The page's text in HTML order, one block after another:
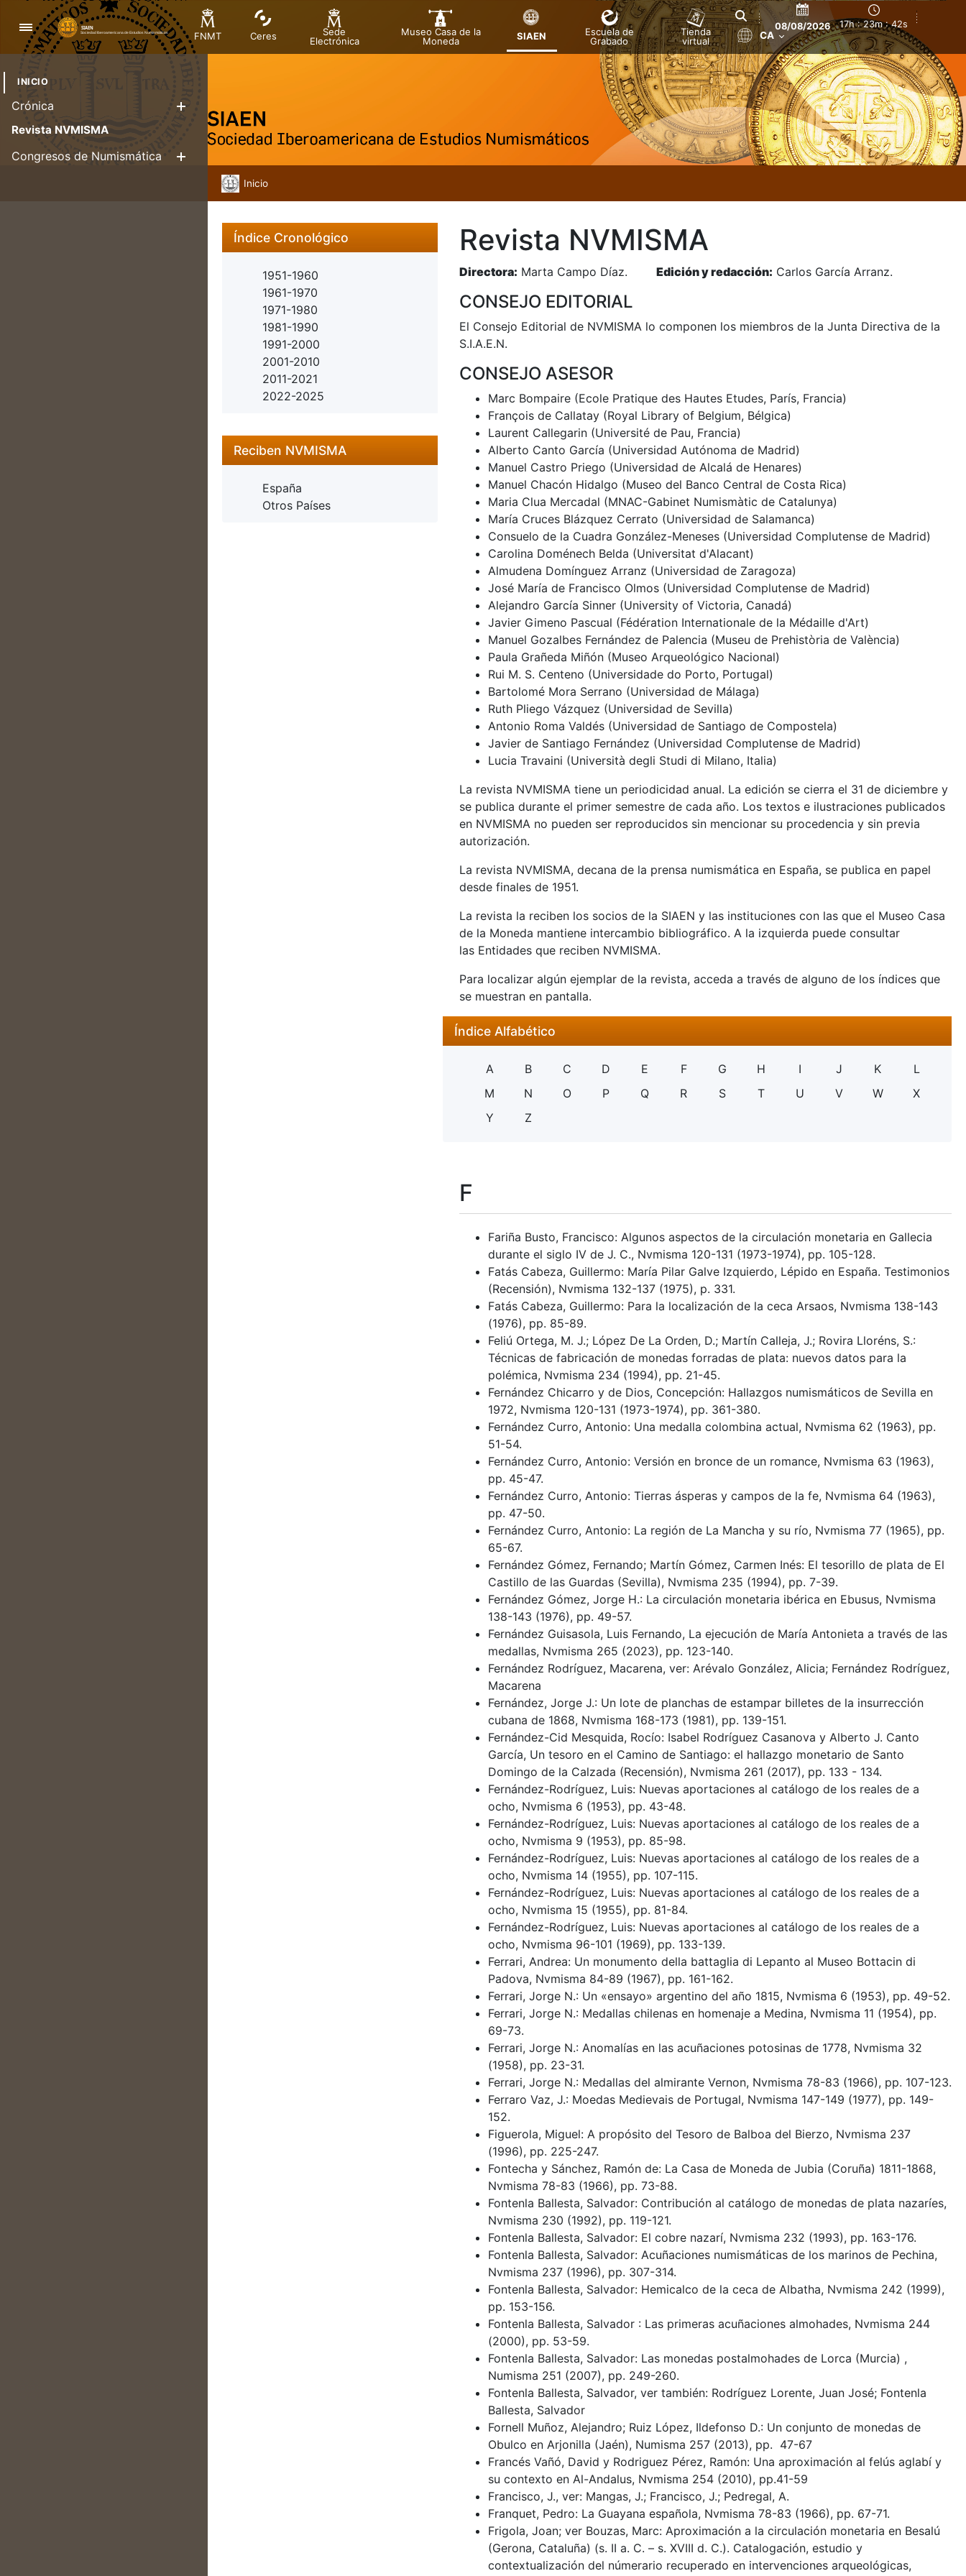
Navegació
FNMT Ceres
Sede
Electrónica
Museo Casa de la
Moneda
SIAEN
Escuela de
Grabado
Tienda
virtual
08/08/2026 17h : 23m : 43s
CA
INICIO
Crónica Mostra/Amaga
Revista NVMISMA
Congresos de Numismática
Inicio
Índice Cronológico
1951-1960
1961-1970
1971-1980
1981-1990
1991-2000
2001-2010
2011-2021
2022-2025
Reciben NVMISMA
España
Otros Países
Revista NVMISMA
Directora: Marta Campo Díaz. Edición y redacción: Carlos García Arranz.
CONSEJO EDITORIAL
El Consejo Editorial de NVMISMA lo componen los miembros de la Junta Directiva de la
S.I.A.E.N.
CONSEJO ASESOR
Marc Bompaire (Ecole Pratique des Hautes Etudes, París, Francia)
François de Callatay (Royal Library of Belgium, Bélgica)
Laurent Callegarin (Université de Pau, Francia)
Alberto Canto García (Universidad Autónoma de Madrid)
Manuel Castro Priego (Universidad de Alcalá de Henares)
Manuel Chacón Hidalgo (Museo del Banco Central de Costa Rica)
Maria Clua Mercadal (MNAC-Gabinet Numismàtic de Catalunya)
María Cruces Blázquez Cerrato (Universidad de Salamanca)
Consuelo de la Cuadra González-Meneses (Universidad Complutense de Madrid)
Carolina Doménech Belda (Universitat d'Alacant)
Almudena Domínguez Arranz (Universidad de Zaragoza)
José María de Francisco Olmos (Universidad Complutense de Madrid)
Alejandro García Sinner (University of Victoria, Canadá)
Javier Gimeno Pascual (Fédération Internationale de la Médaille d'Art)
Manuel Gozalbes Fernández de Palencia (Museu de Prehistòria de València)
Paula Grañeda Miñón (Museo Arqueológico Nacional)
Rui M. S. Centeno (Universidade do Porto, Portugal)
Bartolomé Mora Serrano (Universidad de Málaga)
Ruth Pliego Vázquez (Universidad de Sevilla)
Antonio Roma Valdés (Universidad de Santiago de Compostela)
Javier de Santiago Fernández (Universidad Complutense de Madrid)
Lucia Travaini (Università degli Studi di Milano, Italia)
La revista NVMISMA tiene un periodicidad anual. La edición se cierra el 31 de diciembre y
se publica durante el primer semestre de cada año. Los textos e ilustraciones publicados
en NVMISMA no pueden ser reproducidos sin mencionar su procedencia y sin previa
autorización.
La revista NVMISMA, decana de la prensa numismática en España, se publica en papel
desde finales de 1951.
La revista la reciben los socios de la SIAEN y las instituciones con las que el Museo Casa
de la Moneda mantiene intercambio bibliográfico. A la izquierda puede consultar
las Entidades que reciben NVMISMA.
Para localizar algún ejemplar de la revista, acceda a través de alguno de los índices que
se muestran en pantalla.
Índice Alfabético
A B C D E F G H I J K
L
M
N O P Q R S T U V W
X
Y
Z
F
Fariña Busto, Francisco: Algunos aspectos de la circulación monetaria en Gallecia
durante el siglo IV de J. C., Nvmisma 120-131 (1973-1974), pp. 105-128.
Fatás Cabeza, Guillermo: María Pilar Galve Izquierdo, Lépido en España. Testimonios
(Recensión), Nvmisma 132-137 (1975), p. 331.
Fatás Cabeza, Guillermo: Para la localización de la ceca Arsaos, Nvmisma 138-143
(1976), pp. 85-89.
Feliú Ortega, M. J.; López De La Orden, D.; Martín Calleja, J.; Rovira Lloréns, S.:
Técnicas de fabricación de monedas forradas de plata: nuevos datos para la
polémica, Nvmisma 234 (1994), pp. 21-45.
Fernández Chicarro y de Dios, Concepción: Hallazgos numismáticos de Sevilla en
1972, Nvmisma 120-131 (1973-1974), pp. 361-380.
Fernández Curro, Antonio: Una medalla colombina actual, Nvmisma 62 (1963), pp.
51-54.
Fernández Curro, Antonio: Versión en bronce de un romance, Nvmisma 63 (1963),
pp. 45-47.
Fernández Curro, Antonio: Tierras ásperas y campos de la fe, Nvmisma 64 (1963),
pp. 47-50.
Fernández Curro, Antonio: La región de La Mancha y su río, Nvmisma 77 (1965), pp.
65-67.
Fernández Gómez, Fernando; Martín Gómez, Carmen Inés: El tesorillo de plata de El
Castillo de las Guardas (Sevilla), Nvmisma 235 (1994), pp. 7-39.
Fernández Gómez, Jorge H.: La circulación monetaria ibérica en Ebusus, Nvmisma
138-143 (1976), pp. 49-57.
Fernández Guisasola, Luis Fernando, La ejecución de María Antonieta a través de las
medallas, Nvmisma 265 (2023), pp. 123-140.
Fernández Rodríguez, Macarena, ver: Arévalo González, Alicia; Fernández Rodríguez,
Macarena
Fernández, Jorge J.: Un lote de planchas de estampar billetes de la insurrección
cubana de 1868, Nvmisma 168-173 (1981), pp. 139-151.
Fernández-Cid Mesquida, Rocío: Isabel Rodríguez Casanova y Alberto J. Canto
García, Un tesoro en el Camino de Santiago: el hallazgo monetario de Santo
Domingo de la Calzada (Recensión), Nvmisma 261 (2017), pp. 133 - 134.
Fernández-Rodríguez, Luis: Nuevas aportaciones al catálogo de los reales de a
ocho, Nvmisma 6 (1953), pp. 43-48.
Fernández-Rodríguez, Luis: Nuevas aportaciones al catálogo de los reales de a
ocho, Nvmisma 9 (1953), pp. 85-98.
Fernández-Rodríguez, Luis: Nuevas aportaciones al catálogo de los reales de a
ocho, Nvmisma 14 (1955), pp. 107-115.
Fernández-Rodríguez, Luis: Nuevas aportaciones al catálogo de los reales de a
ocho, Nvmisma 15 (1955), pp. 81-84.
Fernández-Rodríguez, Luis: Nuevas aportaciones al catálogo de los reales de a
ocho, Nvmisma 96-101 (1969), pp. 133-139.
Ferrari, Andrea: Un monumento della battaglia di Lepanto al Museo Bottacin di
Padova, Nvmisma 84-89 (1967), pp. 161-162.
Ferrari, Jorge N.: Un «ensayo» argentino del año 1815, Nvmisma 6 (1953), pp. 49-52.
Ferrari, Jorge N.: Medallas chilenas en homenaje a Medina, Nvmisma 11 (1954), pp.
69-73.
Ferrari, Jorge N.: Anomalías en las acuñaciones potosinas de 1778, Nvmisma 32
(1958), pp. 23-31.
Ferrari, Jorge N.: Medallas del almirante Vernon, Nvmisma 78-83 (1966), pp. 107-123.
Ferraro Vaz, J.: Moedas Medievais de Portugal, Nvmisma 147-149 (1977), pp. 149-
152.
Figuerola, Miguel: A propósito del Tesoro de Balboa del Bierzo, Nvmisma 237
(1996), pp. 225-247.
Fontecha y Sánchez, Ramón de: La Casa de Moneda de Jubia (Coruña) 1811-1868,
Nvmisma 78-83 (1966), pp. 73-88.
Fontenla Ballesta, Salvador: Contribución al catálogo de monedas de plata nazaríes,
Nvmisma 230 (1992), pp. 119-121.
Fontenla Ballesta, Salvador: El cobre nazarí, Nvmisma 232 (1993), pp. 163-176.
Fontenla Ballesta, Salvador: Acuñaciones numismáticas de los marinos de Pechina,
Nvmisma 237 (1996), pp. 307-314.
Fontenla Ballesta, Salvador: Hemicalco de la ceca de Albatha, Nvmisma 242 (1999),
pp. 153-156.
Fontenla Ballesta, Salvador : Las primeras acuñaciones almohades, Nvmisma 244
(2000), pp. 53-59.
Fontenla Ballesta, Salvador: Las monedas postalmohades de Lorca (Murcia) ,
Numisma 251 (2007), pp. 249-260.
Fontenla Ballesta, Salvador, ver también: Rodríguez Lorente, Juan José; Fontenla
Ballesta, Salvador
Fornell Muñoz, Alejandro; Ruiz López, Ildefonso D.: Un conjunto de monedas de
Obulco en Arjonilla (Jaén), Numisma 257 (2013), pp. 47-67
Francés Vañó, David y Rodriguez Pérez, Ramón: Una aproximación al felús aglabí y
su contexto en Al-Andalus, Nvmisma 254 (2010), pp.41-59
Francisco, J., ver: Mangas, J.; Francisco, J.; Pedregal, A.
Franquet, Pedro: La Guayana española, Nvmisma 78-83 (1966), pp. 67-71.
Frigola, Joan; ver Bouzas, Marc: Aproximación a la circulación monetaria en Besalú
(Gerona, Cataluña) (s. II a. C. – s. XVIII d. C.). Catalogación, estudio y
contextualización del númerario recuperado en intervenciones arqueológicas,